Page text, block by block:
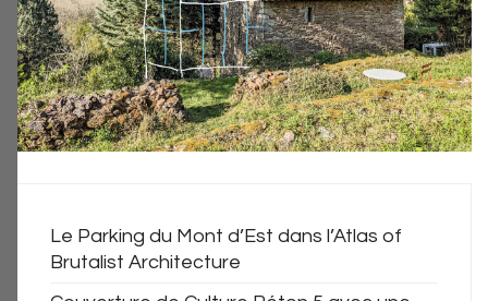
Le Parking du Mont d’Est dans l’Atlas of
Brutalist Architecture